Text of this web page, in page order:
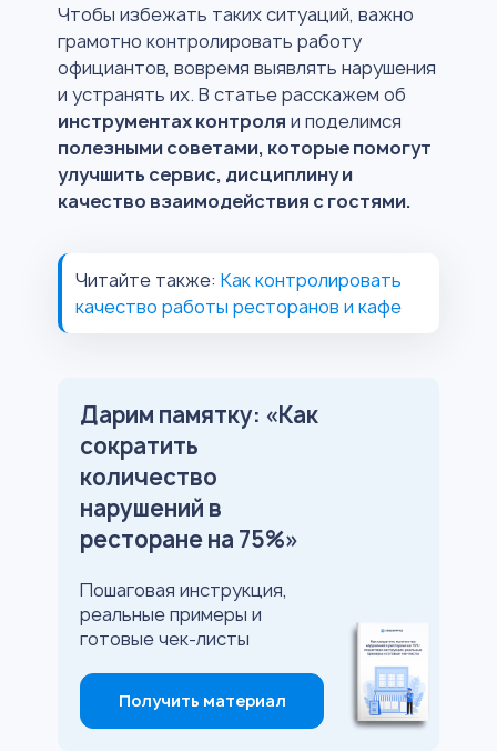
Чтобы избежать таких ситуаций, важно
грамотно контролировать работу
официантов, вовремя выявлять нарушения
и устранять их. В статье расскажем об
инструментах контроля и поделимся
полезными советами, которые помогут
улучшить сервис, дисциплину и
качество взаимодействия с гостями.
Читайте также: Как контролировать
качество работы ресторанов и кафе
Дарим памятку: «Как
сократить
количество
нарушений в
ресторане на 75%»
Пошаговая инструкция,
реальные примеры и
готовые чек-листы
Получить материал